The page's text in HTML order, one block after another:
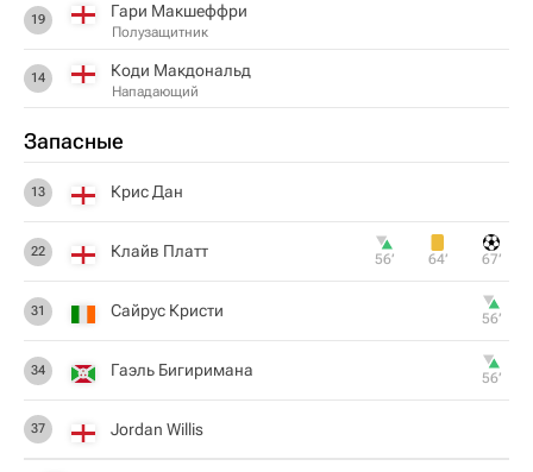
19 Гари Макшеффри
Полузащитник
14 Коди Макдональд
Нападающий
Запасные
13 Крис Дан
22 Клайв Платт 56‎’‎ 64‎’‎ 67‎’‎
31 Сайрус Кристи 56‎’‎
34 Гаэль Бигиримана 56‎’‎
37 Jordan Willis